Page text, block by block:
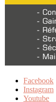
Facebook
Instagram
Youtube